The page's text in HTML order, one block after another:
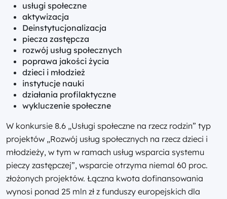
usługi społeczne
aktywizacja
Deinstytucjonalizacja
piecza zastępcza
rozwój usług społecznych
poprawa jakości życia
dzieci i młodzież
instytucje nauki
działania profilaktyczne
wykluczenie społeczne
W konkursie 8.6 „Usługi społeczne na rzecz rodzin” typ
projektów „Rozwój usług społecznych na rzecz dzieci i
młodzieży, w tym w ramach usług wsparcia systemu
pieczy zastępczej”, wsparcie otrzyma niemal 60 proc.
złożonych projektów. Łączna kwota dofinansowania
wynosi ponad 25 mln zł z funduszy europejskich dla